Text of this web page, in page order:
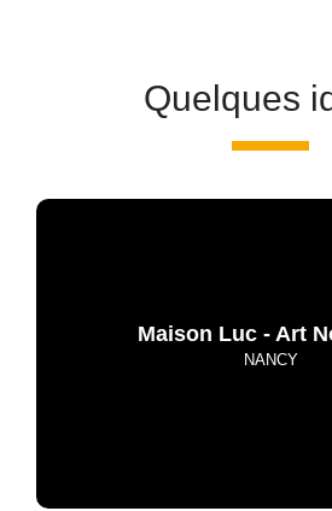
Quelques
Maison Luc - Art
NANCY